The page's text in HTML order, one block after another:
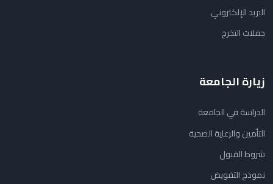
البريد الإلكتروني
حفلات التخرج
زيارة الجامعة
الدراسة في الجامعة
التأمين والرعاية الصحية
شروط القبول
نموذج التفويض